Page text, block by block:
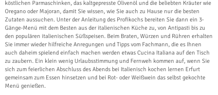
köstlichen Parmaschinken, das kaltgepresste Olivenöl und die beliebten Kräuter wie
Oregano oder Majoran, damit Sie wissen, wie Sie auch zu Hause nur die besten
Zutaten aussuchen. Unter der Anleitung des Profikochs bereiten Sie dann ein 3-
Gänge-Menü mit dem Besten aus der italienischen Küche zu, von Antipasti bis zu
den populären italienischen Süßspeisen. Beim Braten, Würzen und Rühren erhalten
Sie immer wieder hilfreiche Anregungen und Tipps vom Fachmann, die es Ihnen
auch daheim spielend einfach machen werden etwas Cucina Italiana auf den Tisch
zu zaubern. Ein klein wenig Urlaubsstimmung und Fernweh kommen auf, wenn Sie
sich zum feierlichen Abschluss des Abends bei Italienisch kochen lernen Erfurt
gemeinsam zum Essen hinsetzen und bei Rot- oder Weißwein das selbst gekochte
Menü genießen.